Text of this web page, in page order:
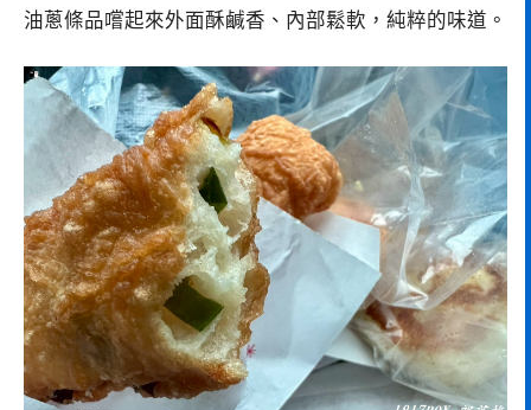
油蔥條品嚐起來外面酥鹹香、內部鬆軟，純粹的味道。